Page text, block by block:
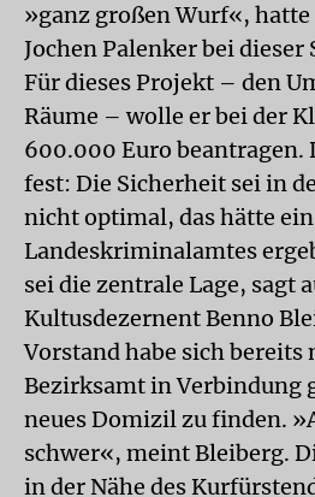
»ganz großen Wurf«,
Jochen Palenker bei
Für dieses Projekt – den
Räume – wolle er bei der
600.000 Euro beantragen.
fest: Die Sicherheit sei in
nicht optimal, das hätte
Landeskriminalamtes
sei die zentrale Lage, sagt
Kultusdezernent Benno
Vorstand habe sich bereits
Bezirksamt in Verbindung
neues Domizil zu finden.
schwer«, meint Bleiberg.
in der Nähe des